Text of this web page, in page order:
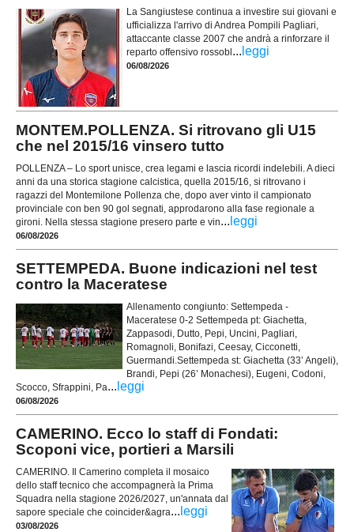
La Sangiustese continua a investire sui giovani e
ufficializza l'arrivo di Andrea Pompili Pagliari,
attaccante classe 2007 che andrà a rinforzare il
reparto offensivo rossobl... leggi
06/08/2026
MONTEM.POLLENZA. Si ritrovano gli U15
che nel 2015/16 vinsero tutto
POLLENZA – Lo sport unisce, crea legami e lascia ricordi indelebili. A dieci
anni da una storica stagione calcistica, quella 2015/16, si ritrovano i
ragazzi del Montemilone Pollenza che, dopo aver vinto il campionato
provinciale con ben 90 gol segnati, approdarono alla fase regionale a
gironi. Nella stessa stagione presero parte e vin... leggi
06/08/2026
SETTEMPEDA. Buone indicazioni nel test
contro la Maceratese
Allenamento congiunto: Settempeda -
Maceratese 0-2 Settempeda pt: Giachetta,
Zappasodi, Dutto, Pepi, Uncini, Pagliari,
Romagnoli, Bonifazi, Ceesay, Cicconetti,
Guermandi.Settempeda st: Giachetta (33’ Angeli),
Brandi, Pepi (26’ Monachesi), Eugeni, Codoni,
Scocco, Sfrappini, Pa... leggi
06/08/2026
CAMERINO. Ecco lo staff di Fondati:
Scoponi vice, portieri a Marsili
CAMERINO. Il Camerino completa il mosaico
dello staff tecnico che accompagnerà la Prima
Squadra nella stagione 2026/2027, un'annata dal
sapore speciale che coincider&agra... leggi
03/08/2026